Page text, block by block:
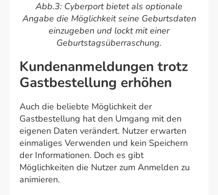
Abb.3: Cyberport bietet als optionale
Angabe die Möglichkeit seine Geburtsdaten
einzugeben und lockt mit einer
Geburtstagsüberraschung.
Kundenanmeldungen trotz
Gastbestellung erhöhen
Auch die beliebte Möglichkeit der
Gastbestellung hat den Umgang mit den
eigenen Daten verändert. Nutzer erwarten
einmaliges Verwenden und kein Speichern
der Informationen. Doch es gibt
Möglichkeiten die Nutzer zum Anmelden zu
animieren.